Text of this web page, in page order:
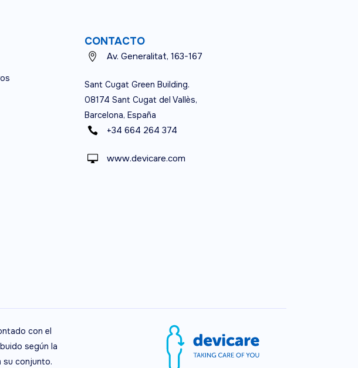
CONTACTO
Av. Generalitat, 163-167
Sant Cugat Green Building.
08174 Sant Cugat del Vallès,
Barcelona, España
+34 664 264 374
www.devicare.com
con el
según la
su conjunto.